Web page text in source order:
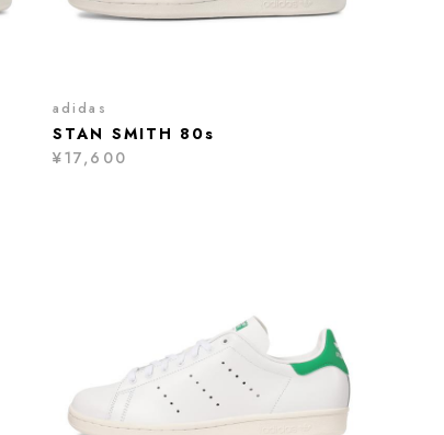
adidas
STAN SMITH 80s
¥17,600